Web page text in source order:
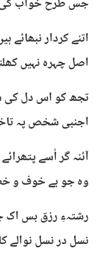
جس طرح خواب کی
اتنے کردار نبھائے
اصل چہرہ نہیں
تجھ کو اس دل کی
اجنبی شخص پہ
آئنہ گر اُسے
وہ جو بے خوف و
رشتہءِ رزق بس اک
نسل در نسل نوالے